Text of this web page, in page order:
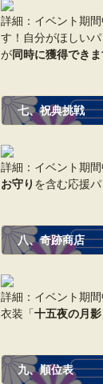
詳細：イベント期
す！自分がほしい
が同時に獲得できま
七、祝典挑戦
詳細：イベント期
お守り を含む応援
八、奇跡商店
詳細：イベント期
衣装「十五夜の月影
九、順位表